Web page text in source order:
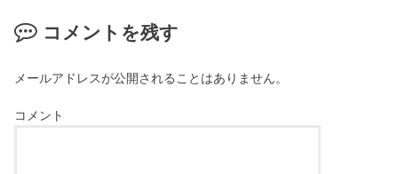
コメントを残す
メールアドレスが公開されることはありません。
コメント